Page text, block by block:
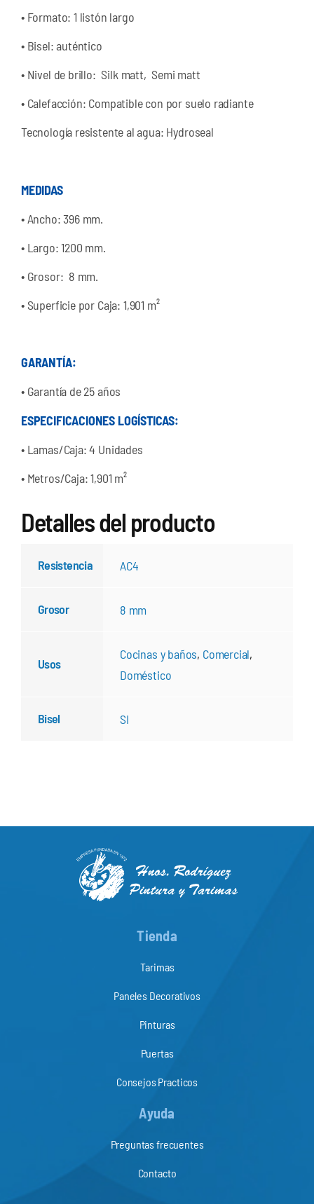
• Formato: 1 listón largo
• Bisel: auténtico
• Nivel de brillo: Silk matt, Semi matt
• Calefacción: Compatible con por suelo radiante
Tecnología resistente al agua: Hydroseal
MEDIDAS
•Ancho: 396 mm.
• Largo: 1200 mm.
• Grosor: 8 mm.
• Superficie por Caja: 1,901 m²
GARANTÍA:
• Garantía de 25 años
ESPECIFICACIONES LOGÍSTICAS:
• Lamas/Caja: 4 Unidades
• Metros/Caja: 1,901 m²
Detalles del producto
Resistencia AC4
Grosor 8 mm
Usos
Cocinas y baños, Comercial,
Doméstico
Bisel SI
Tienda
Tarimas
Paneles Decorativos
Pinturas
Puertas
Consejos Practicos
Ayuda
Preguntas frecuentes
Contacto